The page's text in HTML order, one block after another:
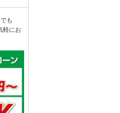
5点接客：
さり、アフターケアもしっかりしている
入）2026/06/13投稿
も
軽にお